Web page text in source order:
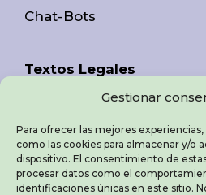
Gestionar
Para ofrecer las mejores
como las cookies para almacenar y/o
dispositivo. El consentimiento de
procesar datos como el
identificaciones únicas en este sitio.
Chat-Bots
Textos Legales
Política de Privacidad